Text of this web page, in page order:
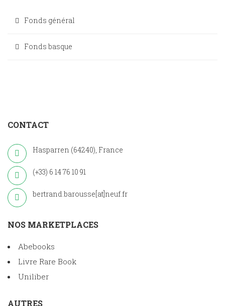
Fonds général
Fonds basque
CONTACT
Hasparren (64240), France
(+33) 6 14 76 10 91
bertrand.barousse[at]neuf.fr
NOS MARKETPLACES
Abebooks
Livre Rare Book
Uniliber
AUTRES